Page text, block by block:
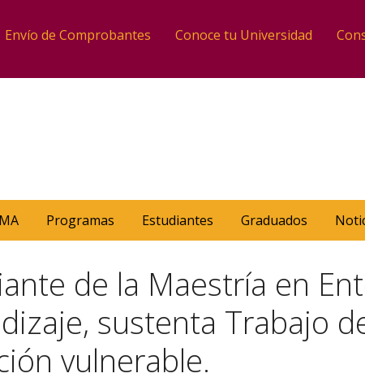
Envío de Comprobantes Conoce tu Universidad
Programas Estudiantes Graduados
de la Maestría en
sustenta Trabajo
vulnerable.